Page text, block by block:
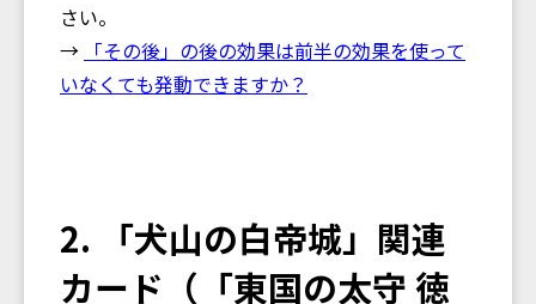
さい。
→ 「その後」の後の効果は前半の効果を使って
いなくても発動できますか？
2. 「犬山の白帝城」関連
カード（「東国の太守 徳